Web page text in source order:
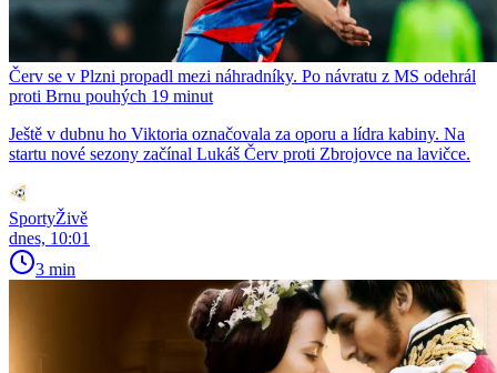
Červ se v Plzni propadl mezi náhradníky. Po návratu z MS odehrál
proti Brnu pouhých 19 minut
Ještě v dubnu ho Viktoria označovala za oporu a lídra kabiny. Na
startu nové sezony začínal Lukáš Červ proti Zbrojovce na lavičce.
SportyŽivě
dnes, 10:01
3 min